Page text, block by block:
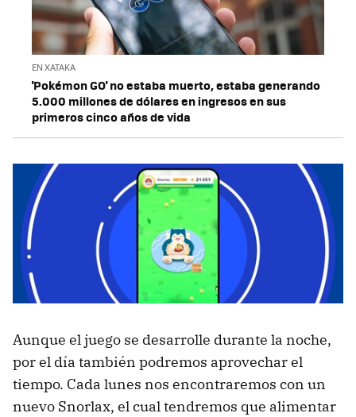
EN XATAKA
'Pokémon GO' no estaba muerto, estaba generando
5.000 millones de dólares en ingresos en sus
primeros cinco años de vida
Aunque el juego se desarrolle durante la noche,
por el día también podremos aprovechar el
tiempo. Cada lunes nos encontraremos con un
nuevo Snorlax, el cual tendremos que alimentar